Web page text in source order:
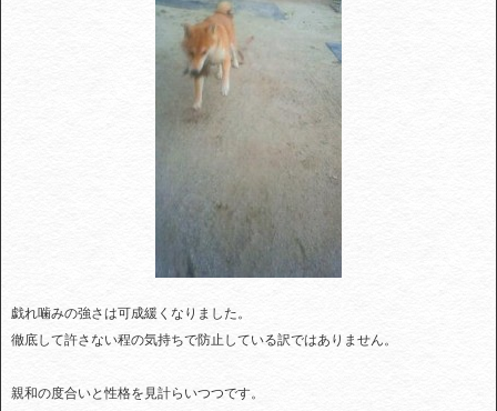
戯れ噛みの強さは可成緩くなりました。
徹底して許さない程の気持ちで防止している訳ではありません。
親和の度合いと性格を見計らいつつです。